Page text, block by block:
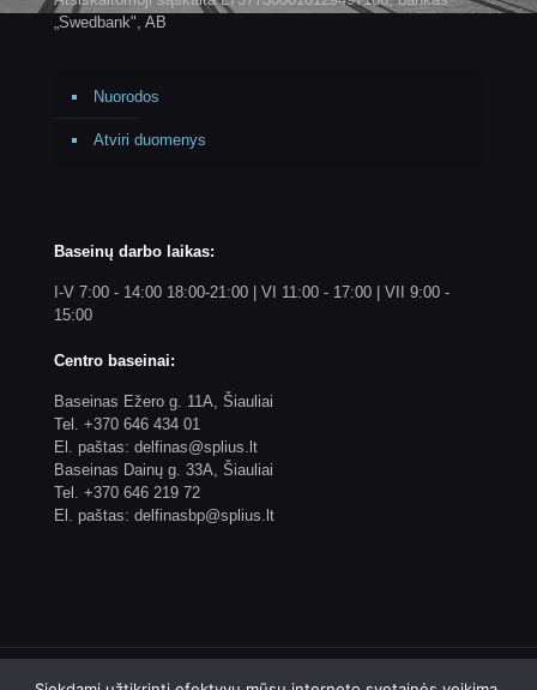
„Swedbank", AB
Nuorodos
Atviri duomenys
Baseinų darbo laikas:
I-V 7:00 - 14:00 18:00-21:00 | VI 11:00 - 17:00 | VII 9:00 -
15:00
Centro baseinai:
Baseinas Ežero g. 11A, Šiauliai
Tel. +370 646 434 01
El. paštas: delfinas@splius.lt
Baseinas Dainų g. 33A, Šiauliai
Tel. +370 646 219 72
El. paštas: delfinasbp@splius.lt